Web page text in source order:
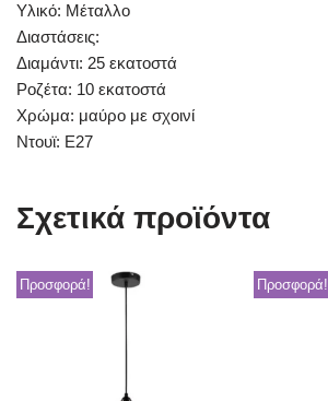
Υλικό: Μέταλλο
Διαστάσεις:
Διαμάντι: 25 εκατοστά
Ροζέτα: 10 εκατοστά
Χρώμα: μαύρο με σχοινί
Ντουϊ: Ε27
Σχετικά προϊόντα
Προσφορά! Προσφορά!